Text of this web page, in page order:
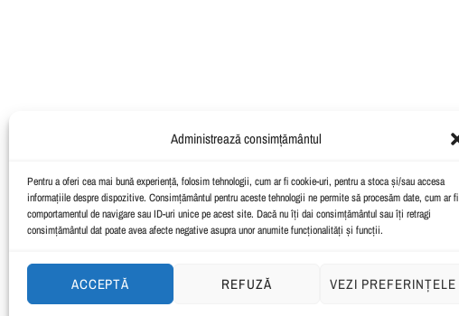
Administrează consimțământul
Pentru a oferi cea mai bună experiență, folosim tehnologii, cum ar fi cookie-uri, pentru a stoca și/sau accesa
informațiile despre dispozitive. Consimțământul pentru aceste tehnologii ne permite să procesăm date, cum ar fi
comportamentul de navigare sau ID-uri unice pe acest site. Dacă nu îți dai consimțământul sau îți retragi
consimțământul dat poate avea afecte negative asupra unor anumite funcționalități și funcții.
ACCEPTĂ REFUZĂ VEZI PREFERINȚELE